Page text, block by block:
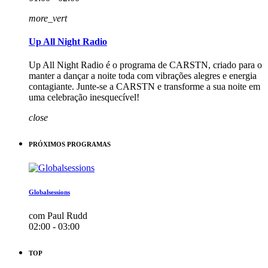
more_vert
Up All Night Radio
Up All Night Radio é o programa de CARSTN, criado para o
manter a dançar a noite toda com vibrações alegres e energia
contagiante. Junte-se a CARSTN e transforme a sua noite em
uma celebração inesquecível!
close
PRÓXIMOS PROGRAMAS
Globalsessions
com Paul Rudd
02:00 - 03:00
TOP